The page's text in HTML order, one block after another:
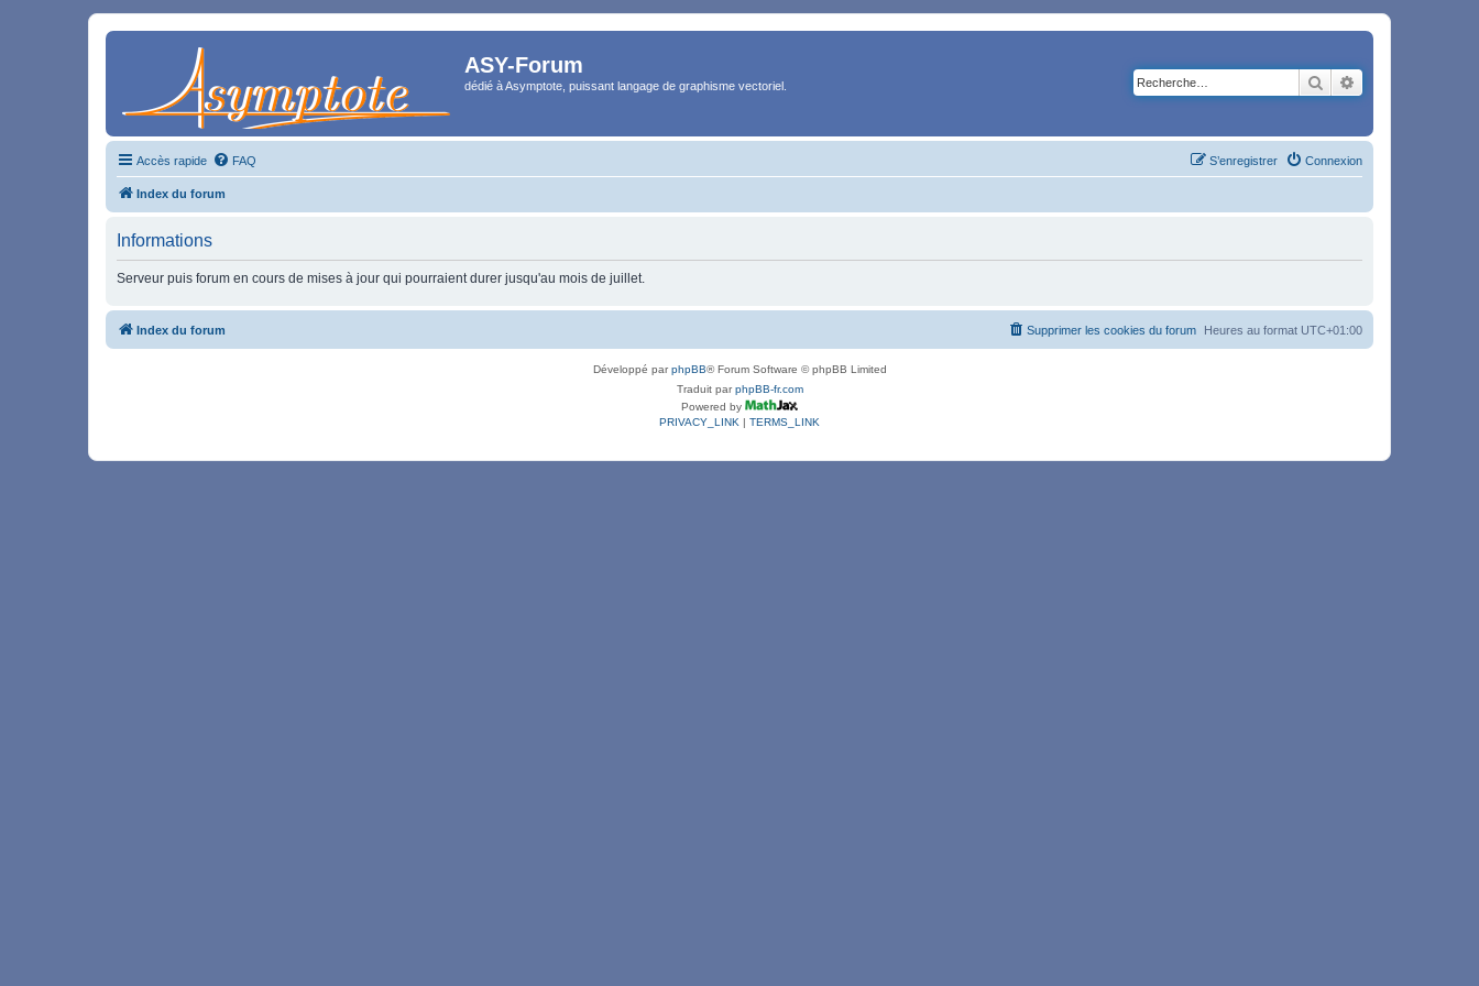
ASY-Forum
dédié à Asymptote, puissant langage de graphisme vectoriel. Rechercher
Accès rapide FAQ Connexion
S’enregistrer
Index du forum
Informations
Serveur puis forum en cours de mises à jour qui pourraient durer jusqu'au mois de juillet.
Index du forum Heures au format UTC+01:00
Supprimer les cookies du forum
Développé parphpBB® Forum Software © phpBB Limited
Traduit parphpBB-fr.com
Powered by
PRIVACY_LINK | TERMS_LINK